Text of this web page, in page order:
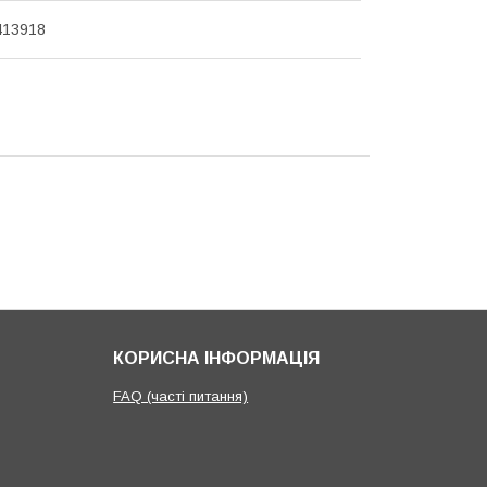
КОРИСНА ІНФОРМАЦІЯ
FAQ (часті питання)